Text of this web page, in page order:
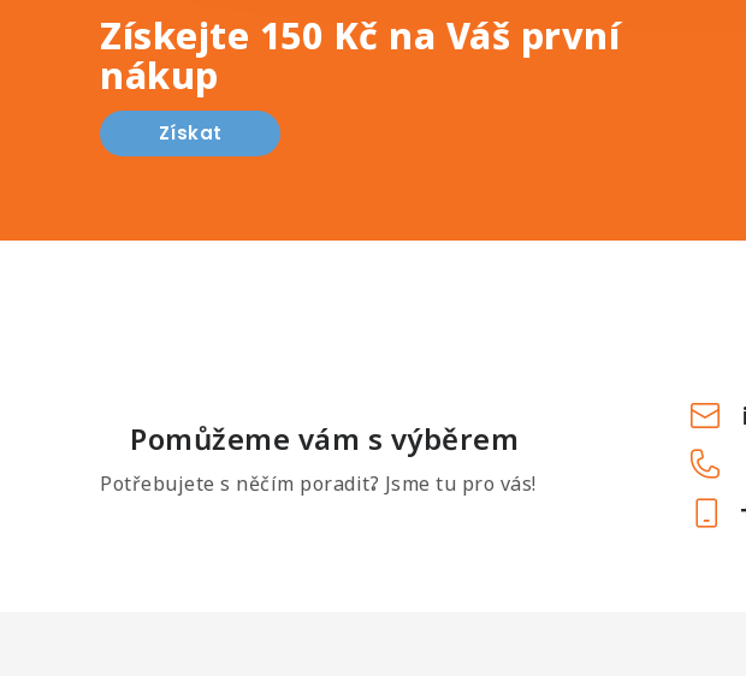
Získejte 150 Kč na Váš první
nákup
Získat
Pomůžeme vám s výběrem
Potřebujete s něčím poradit? Jsme tu pro vás!